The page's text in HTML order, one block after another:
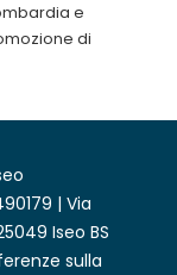
e
di
| Via
Iseo BS
sulla